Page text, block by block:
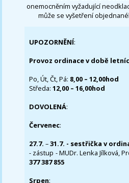
onemocněním vyžadující
může se vyšetření
UPOZORNĚNÍ:
Provoz ordinace v době
Po, Út, Čt, Pá: 8,00 – 12,00hod
Středa:12,00 – 16,00hod
DOVOLENÁ:
Červenec:
27.7.–31.7. - sestřička v
- zástup - MUDr. Lenka Jílková,
377 387 855
Srpen: